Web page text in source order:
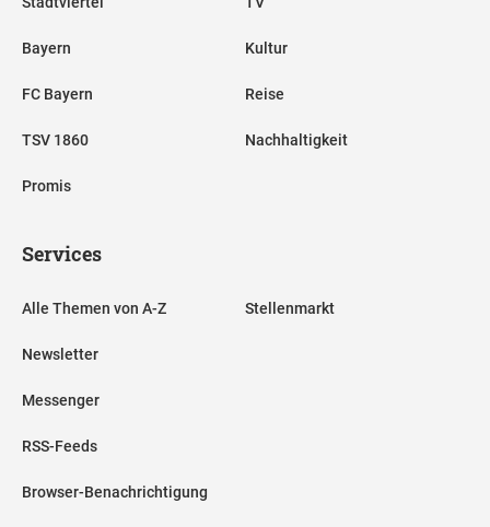
Bayern
FC Bayern
TSV 1860
Promis
Kultur
Reise
Nachhaltigkeit
Services
Alle Themen von A-Z
Newsletter
Messenger
RSS-Feeds
Browser-Benachrichtigung
Stellenmarkt